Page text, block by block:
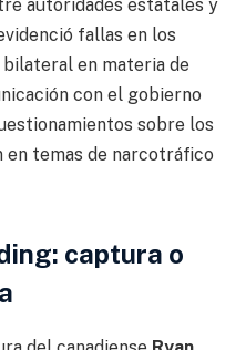
autoridades estatales y
fallas en los
en materia de
con el gobierno
sobre los
en temas de narcotráfico
captura o